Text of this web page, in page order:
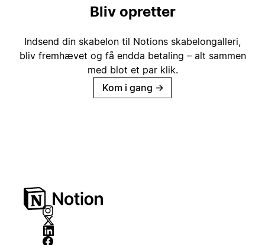
Bliv opretter
Indsend din skabelon til Notions skabelongalleri,
bliv fremhævet og få endda betaling – alt sammen
med blot et par klik.
Kom i gang →